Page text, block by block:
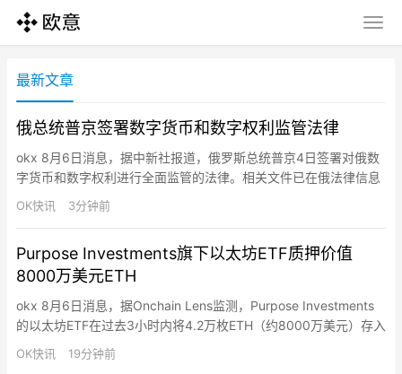
最新文章
俄总统普京签署数字货币和数字权利监管法律
okx 8月6日消息，据中新社报道，俄罗斯总统普京4日签署对俄数
字货币和数字权利进行全面监管的法律。相关文件已在俄法律信息
网站发布。该法律明确了加密货币兑换平台、数字资产托管机构和
其他市场参与者的运营规则，规范了投资者购买加密货币的条件。
“挖矿”活动、数字权利的发行和流通相关的关系，同时规定了对发
行数…
OK快讯 3分钟前
Purpose Investments旗下以太坊ETF质押价值
8000万美元ETH
okx 8月6日消息，据Onchain Lens监测，Purpose Investments
的以太坊ETF在过去3小时内将4.2万枚ETH（约8000万美元）存入
以太坊信标链存款合约，占其ETF总持仓11.49万枚ETH的36.6%。
OK快讯 19分钟前